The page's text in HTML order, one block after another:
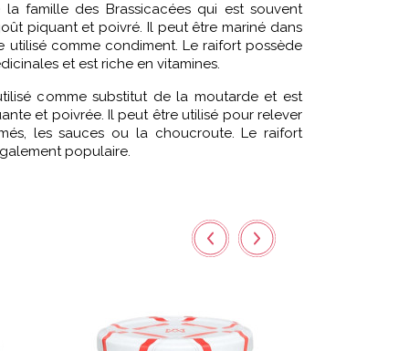
famille des Brassicacées qui est souvent
piquant et poivré. Il peut être mariné dans
utilisé comme condiment. Le raifort possède
et est riche en vitamines.
comme substitut de la moutarde et est
et poivrée. Il peut être utilisé pour relever
les sauces ou la choucroute. Le raifort
populaire.